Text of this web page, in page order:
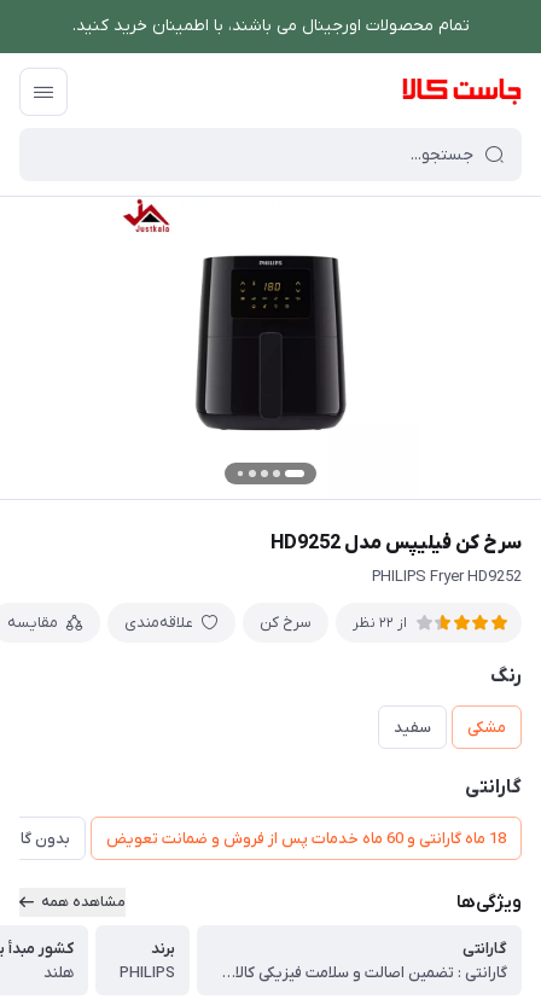
تمام محصولات اورجینال می باشند، با اطمینان خرید کنید.
فروشگاه اینترنتی جاست کالا
سرخ کن فیلیپس مدل HD9252
PHILIPS Fryer HD9252
از 22 نظر سرخ کن علاقه‌مندی مقایسه
رنگ
مشکی سفید
گارانتی
18 ماه گارانتی و 60 ماه خدمات پس از فروش و ضمانت تعویض بدون
ویژگی‌ها مشاهده همه
گارانتی
گارانتی : تضمین اصالت و سلامت فیزیکی کالا (اورجینال)
برند
PHILIPS
کشور مبدأ
هلند